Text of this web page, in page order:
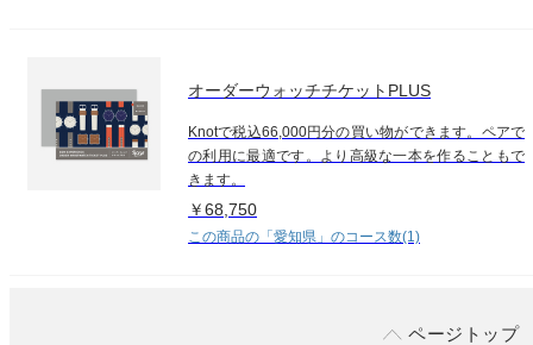
オーダーウォッチチケットPLUS
Knotで税込66,000円分の買い物ができます。ペアで
の利用に最適です。より高級な一本を作ることもで
きます。
￥68,750
この商品の「愛知県」のコース数(1)
ページトップ